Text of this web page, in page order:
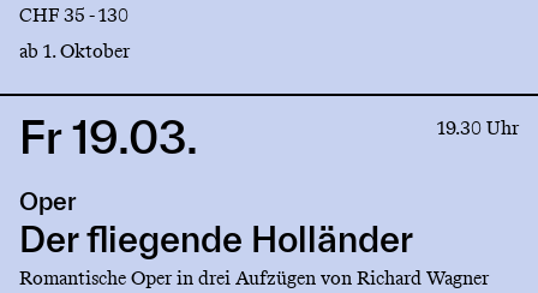
CHF 35 - 130
ab 1. Oktober
Link
Der
fliegende
Holländer
Fr 19.03. 19.30 Uhr
Oper
Der fliegende Holländer
Romantische Oper in drei Aufzügen von Richard Wagner